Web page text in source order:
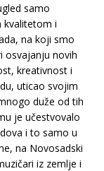
samo
kvalitetom i
na koji smo
osvajanju novih
kreativnost i
uticao svojim
duže od tih
je učestvovalo
i to samo u
na Novosadski
iz zemlje i